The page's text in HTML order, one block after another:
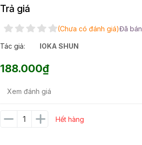
Trả giá
(Chưa có đánh giá)Đã bán
Tác giả: IOKA SHUN
188.000₫
Xem đánh giá
Hết hàng